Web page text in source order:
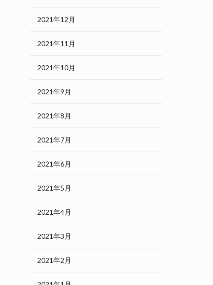
2021年12月
2021年11月
2021年10月
2021年9月
2021年8月
2021年7月
2021年6月
2021年5月
2021年4月
2021年3月
2021年2月